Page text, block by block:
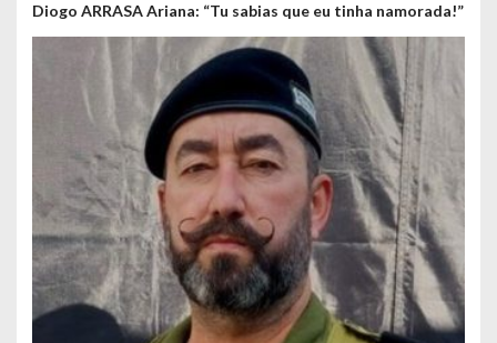
Diogo ARRASA Ariana: “Tu sabias que eu tinha namorada!”